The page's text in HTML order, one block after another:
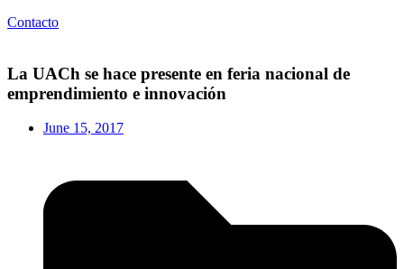
Contacto
La UACh se hace presente en feria nacional de
emprendimiento e innovación
June 15, 2017